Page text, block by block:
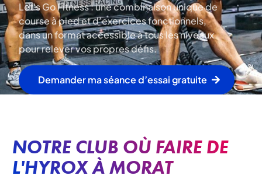
Let's Go Fitness : une combinaison unique de
course à pied et d’exercices fonctionnels,
dans un format accessible à tous les niveaux
pour relever vos propres défis.
Demander ma séance d’essai gratuite
NOTRE CLUB OÙ FAIRE DE
L'HYROX À MORAT